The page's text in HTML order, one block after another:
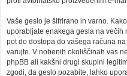
Vaše geslo je šifrirano in varno.
uporabljate enakega gesla na večih
pot do dostopa do vašega računa
varujte. V nobenih okoliščinah vas
phpBB ali kakšni drugi skupini
zgodi, da geslo pozabite, lahko